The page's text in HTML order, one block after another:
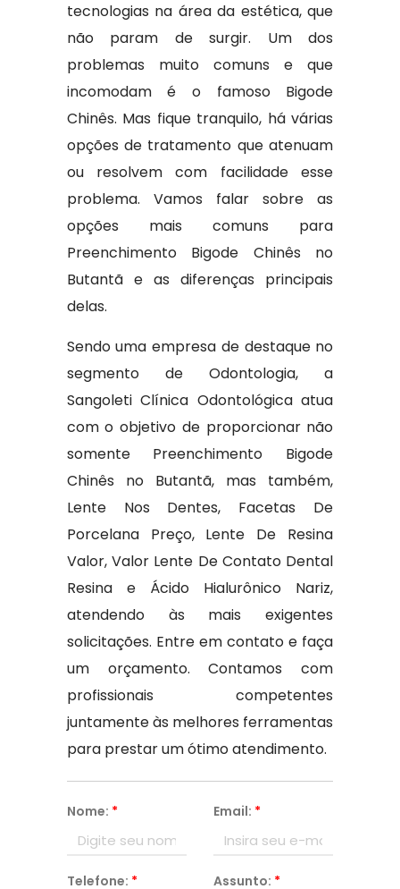
tecnologias na área da estética, que
não param de surgir. Um dos
problemas muito comuns e que
incomodam é o famoso Bigode
Chinês. Mas fique tranquilo, há várias
opções de tratamento que atenuam
ou resolvem com facilidade esse
problema. Vamos falar sobre as
opções mais comuns para
Preenchimento Bigode Chinês no
Butantã e as diferenças principais
delas.
Sendo uma empresa de destaque no
segmento de Odontologia, a
Sangoleti Clínica Odontológica atua
com o objetivo de proporcionar não
somente Preenchimento Bigode
Chinês no Butantã, mas também,
Lente Nos Dentes, Facetas De
Porcelana Preço, Lente De Resina
Valor, Valor Lente De Contato Dental
Resina e Ácido Hialurônico Nariz,
atendendo às mais exigentes
solicitações. Entre em contato e faça
um orçamento. Contamos com
profissionais competentes
juntamente às melhores ferramentas
para prestar um ótimo atendimento.
Nome: * Email: *
Telefone: * Assunto: *